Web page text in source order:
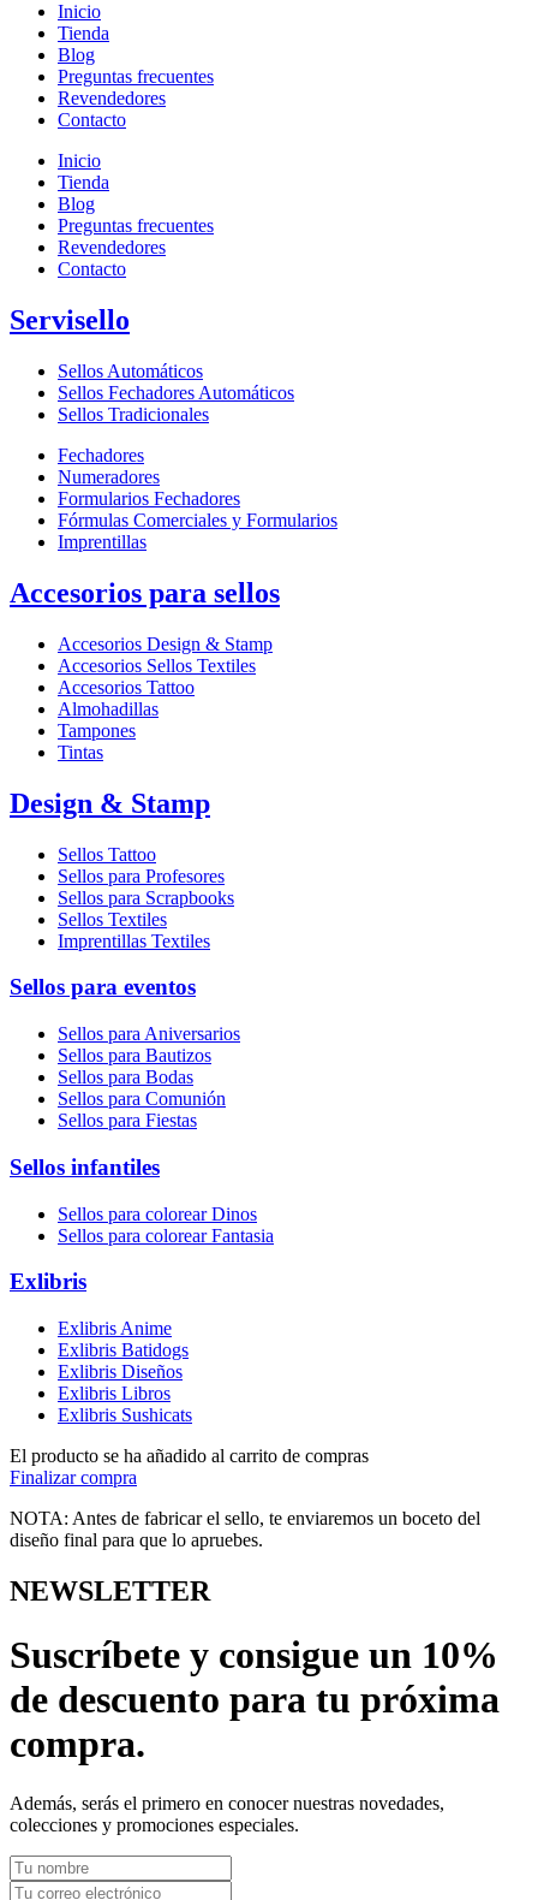
Inicio
Tienda
Blog
Preguntas frecuentes
Revendedores
Contacto
Inicio
Tienda
Blog
Preguntas frecuentes
Revendedores
Contacto
Servisello
Sellos Automáticos
Sellos Fechadores Automáticos
Sellos Tradicionales
Fechadores
Numeradores
Formularios Fechadores
Fórmulas Comerciales y Formularios
Imprentillas
Accesorios para sellos
Accesorios Design & Stamp
Accesorios Sellos Textiles
Accesorios Tattoo
Almohadillas
Tampones
Tintas
Design & Stamp
Sellos Tattoo
Sellos para Profesores
Sellos para Scrapbooks
Sellos Textiles
Imprentillas Textiles
Sellos para eventos
Sellos para Aniversarios
Sellos para Bautizos
Sellos para Bodas
Sellos para Comunión
Sellos para Fiestas
Sellos infantiles
Sellos para colorear Dinos
Sellos para colorear Fantasia
Exlibris
Exlibris Anime
Exlibris Batidogs
Exlibris Diseños
Exlibris Libros
Exlibris Sushicats
El producto se ha añadido al carrito de compras
Finalizar compra
NOTA: Antes de fabricar el sello, te enviaremos un boceto del
diseño final para que lo apruebes.
NEWSLETTER
Suscríbete y consigue un 10%
de descuento para tu próxima
compra.
Además, serás el primero en conocer nuestras novedades,
colecciones y promociones especiales.